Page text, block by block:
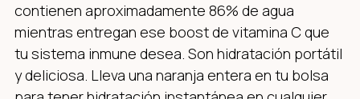
contienen aproximadamente 86% de agua
mientras entregan ese boost de vitamina C que
tu sistema inmune desea. Son hidratación portátil
y deliciosa. Lleva una naranja entera en tu bolsa